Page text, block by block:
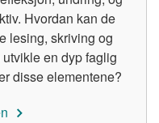
Hvordan kan de
lesing, skriving og
en dyp faglig
disse elementene?